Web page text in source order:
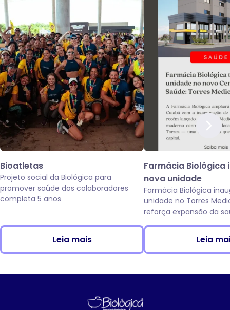
Bioatletas
Projeto social da Biológica para
promover saúde dos colaboradores
completa 5 anos
Leia mais
Farmácia Biológica
nova unidade
Farmácia Biológica
unidade no Torres
reforça expansão da
Leia